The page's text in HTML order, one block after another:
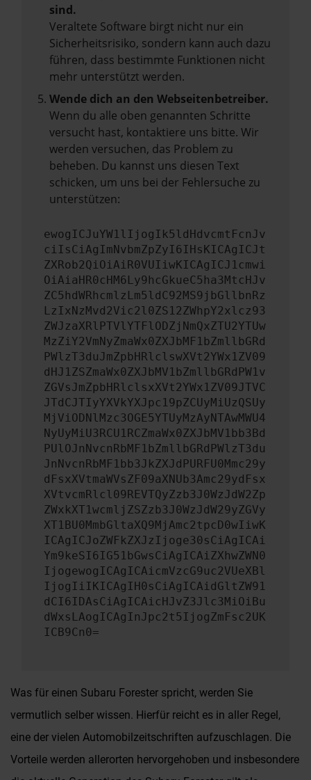
sind.
Veraltete Software birgt nicht nur ein
Sicherheitsrisiko, sondern kann auch dazu
führen, dass bestimmte Funktionen nicht
mehr unterstützt werden.
Wende dich an den Webseitenbetreiber.
Wenn du alle oben genannten Schritte
versucht hast, kontaktiere uns bitte. Wir
werden versuchen, das Problem zu
beheben. Du kannst uns diesen Text
schicken, um uns bei der Fehlersuche zu
unterstützen:
ewogICJuYW1lIjogIk5ldHdvcmtFcnJv
ciIsCiAgImNvbmZpZyI6IHsKICAgICJt
ZXRob2QiOiAiR0VUIiwKICAgICJ1cmwi
OiAiaHR0cHM6Ly9hcGkueC5ha3MtcHJv
ZC5hdWRhcmlzLm5ldC92MS9jbGllbnRz
LzIxNzMvd2Vic2l0ZS12ZWhpY2xlcz93
ZWJzaXRlPTVlYTFlODZjNmQxZTU2YTUw
MzZiY2VmNyZmaWx0ZXJbMF1bZmllbGRd
PWlzT3duJmZpbHRlclswXVt2YWx1ZV09
dHJ1ZSZmaWx0ZXJbMV1bZmllbGRdPW1v
ZGVsJmZpbHRlclsxXVt2YWx1ZV09JTVC
JTdCJTIyYXVkYXJpc19pZCUyMiUzQSUy
MjViODNlMzc3OGE5YTUyMzAyNTAwMWU4
NyUyMiU3RCU1RCZmaWx0ZXJbMV1bb3Bd
PUlOJnNvcnRbMF1bZmllbGRdPWlzT3du
JnNvcnRbMF1bb3JkZXJdPURFU0Mmc29y
dFsxXVtmaWVsZF09aXNUb3Amc29ydFsx
XVtvcmRlcl09REVTQyZzb3J0WzJdW2Zp
ZWxkXT1wcmljZSZzb3J0WzJdW29yZGVy
XT1BU0MmbGltaXQ9MjAmc2tpcD0wIiwK
ICAgICJoZWFkZXJzIjoge30sCiAgICAi
Ym9keSI6IG51bGwsCiAgICAiZXhwZWN0
IjogewogICAgICAicmVzcG9uc2VUeXBl
IjogIiIKICAgIH0sCiAgICAidGltZW91
dCI6IDAsCiAgICAicHJvZ3Jlc3MiOiBu
dWxsLAogICAgInJpc2t5IjogZmFsc2UK
ICB9Cn0=
Was für einen Subaru Forester spricht, werden Sie
vermutlich selber wissen. Hierfür reicht es in aller Regel,
eine der vielen Automobilzeitschriften aufzuschlagen. Die
Vorteile werden allerorten hervorgehoben und insbesondere